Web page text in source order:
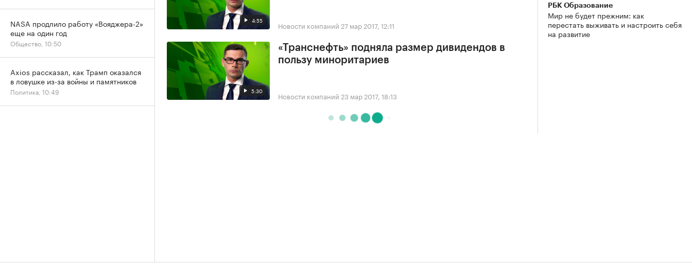
4:55 Новости компаний 27 мар 2017, 12:11
5:30
«Транснефть» подняла размер дивидендов в
пользу миноритариев
Новости компаний 23 мар 2017, 18:13
РБК Образование
Мир не будет прежним: как
перестать выживать и настроить себя
на развитие
NASA продлило работу «Вояджера-2»
еще на один год
Общество, 10:50
Axios рассказал, как Трамп оказался
в ловушке из-за войны и памятников
Политика, 10:49